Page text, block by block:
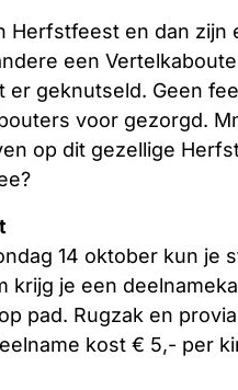
en dan zijn
een
er geknutseld. Geen
voor gezorgd.
op dit gezellige
14 oktober kun je
krijg je een
pad. Rugzak en
kost € 5,- per